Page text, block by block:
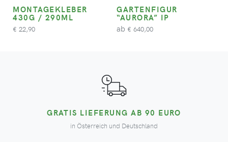
MONTAGEKLEBER
430G / 290ML
€ 22,90
GARTENFIGUR
“AURORA” IP
ab € 640,00
GRATIS LIEFERUNG AB 90 EURO
in Österreich und Deutschland